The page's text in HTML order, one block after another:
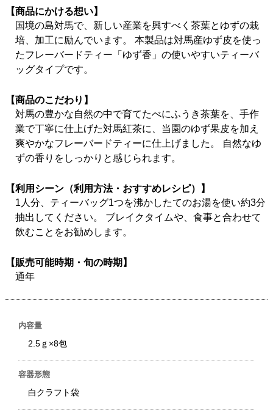
【商品にかける想い】
国境の島対馬で、新しい産業を興すべく茶葉とゆずの栽
培、加工に励んでいます。 本製品は対馬産ゆず皮を使っ
たフレーバードティー「ゆず香」の使いやすいティーバ
ッグタイプです。
【商品のこだわり】
対馬の豊かな自然の中で育てたべにふうき茶葉を、手作
業で丁寧に仕上げた対馬紅茶に、当園のゆず果皮を加え
爽やかなフレーバードティーに仕上げました。 自然なゆ
ずの香りをしっかりと感じられます。
【利用シーン（利用方法・おすすめレシピ）】
1人分、ティーバッグ1つを沸かしたてのお湯を使い約3分
抽出してください。 ブレイクタイムや、食事と合わせて
飲むことをお勧めします。
【販売可能時期・旬の時期】
通年
内容量
2.5ｇ×8包
容器形態
白クラフト袋